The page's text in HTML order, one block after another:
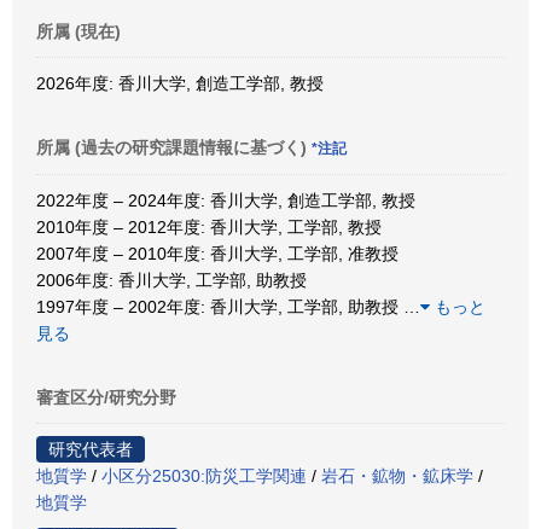
所属 (現在)
2026年度: 香川大学, 創造工学部, 教授
所属 (過去の研究課題情報に基づく) *注記
2022年度 – 2024年度: 香川大学, 創造工学部, 教授
2010年度 – 2012年度: 香川大学, 工学部, 教授
2007年度 – 2010年度: 香川大学, 工学部, 准教授
2006年度: 香川大学, 工学部, 助教授
1997年度 – 2002年度: 香川大学, 工学部, 助教授
もっと
見る
審査区分/研究分野
研究代表者
地質学 / 小区分25030:防災工学関連 / 岩石・鉱物・鉱床学 /
地質学